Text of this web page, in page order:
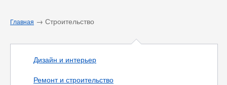
Главная → Строительство
Дизайн и интерьер
Ремонт и строительство